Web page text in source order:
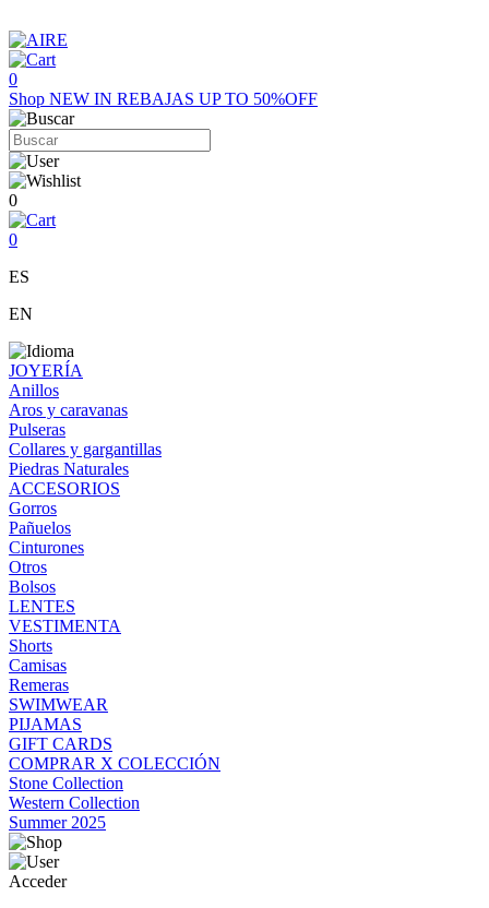
0
Shop NEW IN REBAJAS UP TO 50%OFF
0
0
ES
EN
JOYERÍA
Anillos
Aros y caravanas
Pulseras
Collares y gargantillas
Piedras Naturales
ACCESORIOS
Gorros
Pañuelos
Cinturones
Otros
Bolsos
LENTES
VESTIMENTA
Shorts
Camisas
Remeras
SWIMWEAR
PIJAMAS
GIFT CARDS
COMPRAR X COLECCIÓN
Stone Collection
Western Collection
Summer 2025
Acceder